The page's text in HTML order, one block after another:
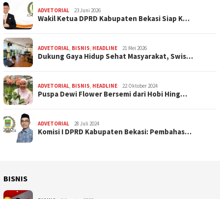
ADVETORIAL 23 Juni 2026
Wakil Ketua DPRD Kabupaten Bekasi Siap K…
ADVETORIAL, BISNIS, HEADLINE 21 Mei 2026
Dukung Gaya Hidup Sehat Masyarakat, Swis…
ADVETORIAL, BISNIS, HEADLINE 22 Oktober 2024
Puspa Dewi Flower Bersemi dari Hobi Hing…
ADVETORIAL 28 Juli 2024
Komisi I DPRD Kabupaten Bekasi: Pembahas…
BISNIS